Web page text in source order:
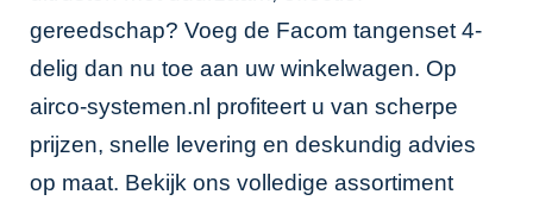
gereedschap? Voeg de Facom tangenset 4-
delig dan nu toe aan uw winkelwagen. Op
airco-systemen.nl profiteert u van scherpe
prijzen, snelle levering en deskundig advies
op maat. Bekijk ons volledige assortiment